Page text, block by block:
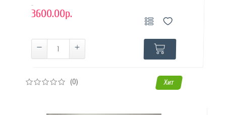
..
3600.00р.
(0) Хит